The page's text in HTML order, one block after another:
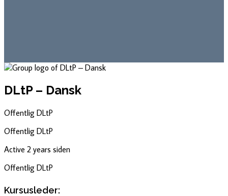
DLtP – Dansk
Offentlig DLtP
Offentlig DLtP
Active 2 years siden
Offentlig DLtP
Kursusleder: